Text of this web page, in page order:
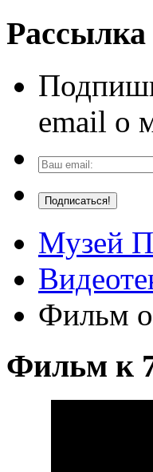
Рассылка
email о
Музей
Фильм
Фильм к